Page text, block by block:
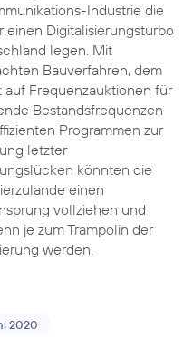
Industrie die
einen Digitalisierungsturbo
legen. Mit
Bauverfahren, dem
auf Frequenzauktionen für
Bestandsfrequenzen
Programmen zur
letzter
könnten die
einen
vollziehen und
je zum Trampolin der
werden.
2020